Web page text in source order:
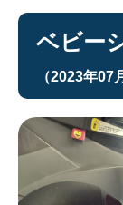
ベビー
（2023年07